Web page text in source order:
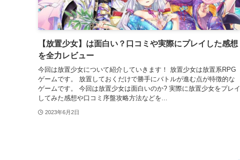
【放置少女】は面白い？口コミや実際にプレイした感想
を全力レビュー
今回は放置少女について紹介していきます！ 放置少女は放置系RPG
ゲームです。 放置しておくだけで勝手にバトルが進む点が特徴的な
ゲームです。 今回は放置少女は面白いのか? 実際に放置少女をプレイ
してみた感想や口コミ序盤攻略方法などを...
2023年6月2日